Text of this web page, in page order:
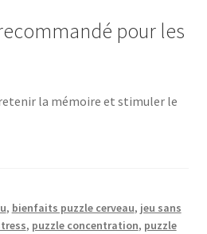
pour les
la mémoire et stimuler le
, bienfaits puzzle cerveau, jeu sans
, puzzle concentration, puzzle